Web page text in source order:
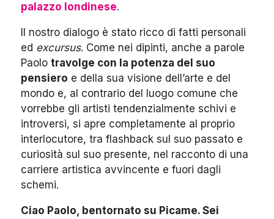
palazzo londinese.
Il nostro dialogo è stato ricco di fatti personali
ed excursus. Come nei dipinti, anche a parole
Paolo travolge con la potenza del suo
pensiero e della sua visione dell’arte e del
mondo e, al contrario del luogo comune che
vorrebbe gli artisti tendenzialmente schivi e
introversi, si apre completamente al proprio
interlocutore, tra flashback sul suo passato e
curiosità sul suo presente, nel racconto di una
carriere artistica avvincente e fuori dagli
schemi.
Ciao Paolo, bentornato su Picame. Sei